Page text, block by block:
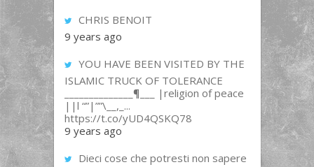
CHRIS BENOIT
9 years ago
YOU HAVE BEEN VISITED BY THE
ISLAMIC TRUCK OF TOLERANCE
______________¶___ |religion of peace
||l “”|””\__,_...
https://t.co/yUD4QSKQ78
9 years ago
Dieci cose che potresti non sapere